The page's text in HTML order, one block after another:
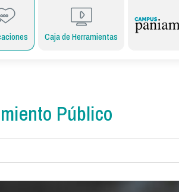
Caja de Herramientas
Público